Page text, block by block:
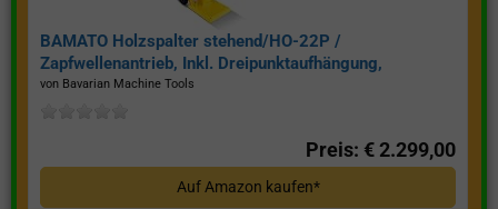
BAMATO Holzspalter stehend/HO-22P /
Zapfwellenantrieb, Inkl. Dreipunktaufhängung,
Spaltkraft 22 Tonnen*
von Bavarian Machine Tools
Preis: € 2.299,00
Auf Amazon kaufen*